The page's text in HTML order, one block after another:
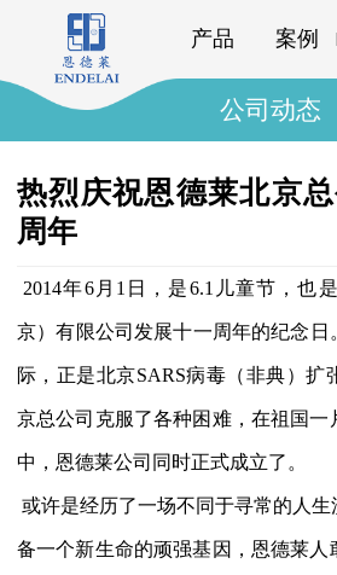
产品 案例
公司动态
热烈庆祝恩德莱北京
周年
2014年6月1日，是6.1儿童节，也
京）有限公司发展十一周年的纪念日
际，正是北京SARS病毒（非典）扩
京总公司克服了各种困难，在祖国一
中，恩德莱公司同时正式成立了。
或许是经历了一场不同于寻常的人
备一个新生命的顽强基因，恩德莱人